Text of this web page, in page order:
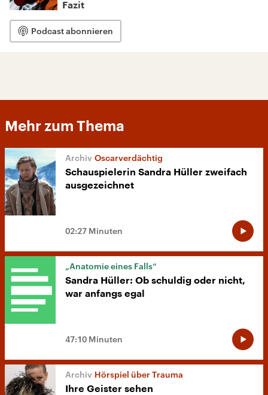
Fazit
Podcast abonnieren
Mehr zum Thema
Oscarverdächtig
Schauspielerin Sandra Hüller zweifach
ausgezeichnet
02:27 Minuten
„Anatomie eines Falls“
Sandra Hüller: Ob schuldig oder nicht,
war anfangs egal
47:10 Minuten
Hörspiel über Trauma
Ihre Geister sehen